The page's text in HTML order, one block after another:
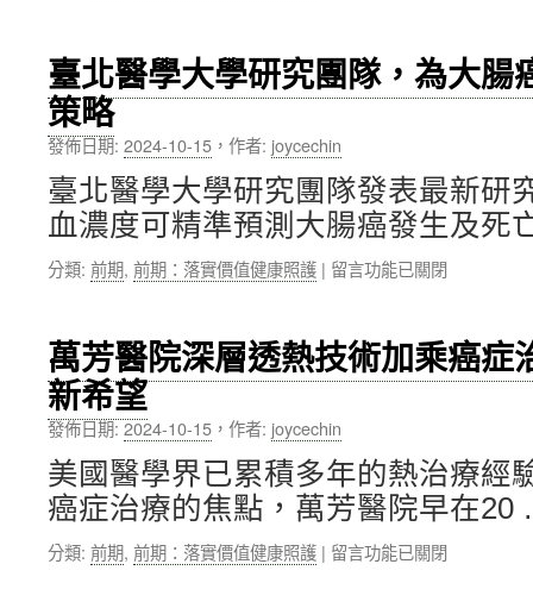
遠
距
醫
未
來〉
中
團
隊
參
「第
2
屆
NBRP
Pitch
Day」
異
彩，
囊
4
大
獎
項〉
臺北醫學大學研究團隊，為大腸
策略
發佈日期: 2024-10-15 ， 作者: joycechin
臺北醫學大學研究團隊發表最新研
血濃度可精準預測大腸癌發生及
分類: 前期, 前期：落實價值健康照護 | 在
醫
學
大
研
究
團
隊，
為
大
留言功能已關閉
萬芳醫院深層透熱技術加乘癌症
新希望
發佈日期:2024-10-15 ， 作者: joycechin
美國醫學界已累積多年的熱治療經
癌症治療的焦點，萬芳醫院早在
分類: 前期, 前期：落實價值健康照護 | 在
留言功能已關閉